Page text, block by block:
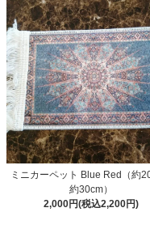
ミニカーペット Blue Red（約
約30cm）
2,000円(税込2,200円)